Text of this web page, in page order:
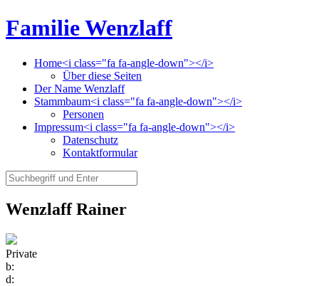
Familie Wenzlaff
Home<i class="fa fa-angle-down"></i>
Über diese Seiten
Der Name Wenzlaff
Stammbaum<i class="fa fa-angle-down"></i>
Personen
Impressum<i class="fa fa-angle-down"></i>
Datenschutz
Kontaktformular
Wenzlaff Rainer
Private
b:
d: